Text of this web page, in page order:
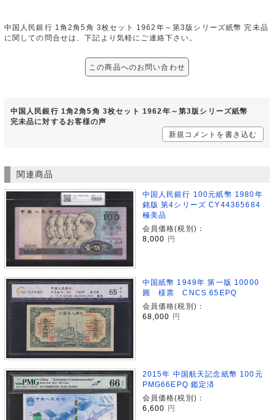
中国人民銀行 1角2角5角 3枚セット 1962年～第3版シリーズ紙幣 完未品
に関しての問合せは、下記より気軽にご連絡下さい。
この商品へのお問い合わせ
中国人民銀行 1角2角5角 3枚セット 1962年～第3版シリーズ紙幣
完未品に対するお客様の声
新規コメントを書き込む
関連商品
中国人民銀行 100元紙幣 1980年
銘版 第4シリーズ CY44365684
極美品
会員価格(税別)：
8,000
円
中国紙幣 1949年 第一版 10000
圓 様票 CNCS 65EPQ
会員価格(税別)：
68,000
円
2015年 中国航天記念紙幣 100元
PMG66EPQ 鑑定済
会員価格(税別)：
6,600 円